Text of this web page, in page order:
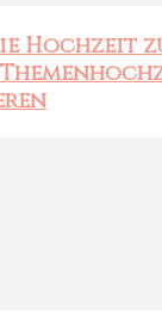
Hochzeit